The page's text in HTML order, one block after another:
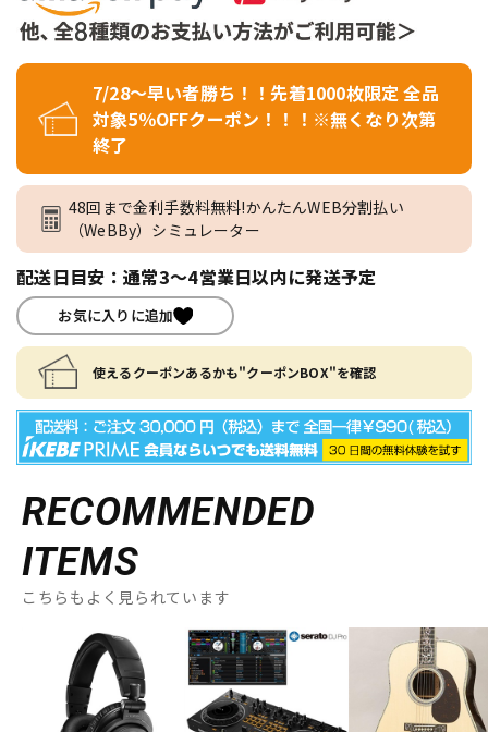
7/28～早い者勝ち！！先着1000枚限定 全品
対象5％OFFクーポン！！！※無くなり次第
終了
48回まで金利手数料無料!かんたんWEB分割払い
（WeBBy）シミュレーター
配送日目安：通常3～4営業日以内に発送予定
お気に入りに追加
使えるクーポンあるかも"クーポンBOX"を確認
RECOMMENDED
ITEMS
こちらもよく見られています